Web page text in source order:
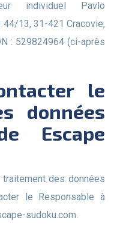
individuel Pavlo
44/13, 31-421 Cracovie,
: 529824964 (ci-après
données
Escape
le Responsable à
sudoku.com